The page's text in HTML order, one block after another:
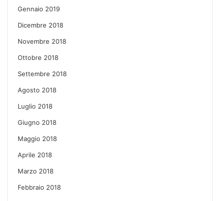
Gennaio 2019
Dicembre 2018
Novembre 2018
Ottobre 2018
Settembre 2018
Agosto 2018
Luglio 2018
Giugno 2018
Maggio 2018
Aprile 2018
Marzo 2018
Febbraio 2018